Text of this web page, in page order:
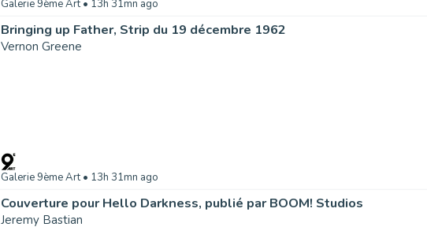
Galerie 9ème Art• 13h 31mn ago
Bringing up Father, Strip du 19 décembre 1962
Vernon Greene
Galerie 9ème Art• 13h 31mn ago
Couverture pour Hello Darkness, publié par BOOM! Studios
Jeremy Bastian